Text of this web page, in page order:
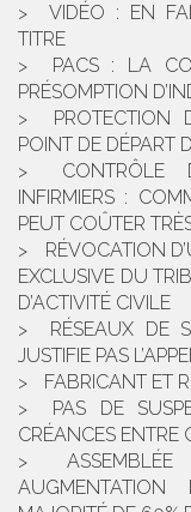
VIDÉO : EN
TITRE
PACS : LA
PRÉSOMPTION
PROTECTION
POINT DE DÉPART
CONTRÔLE
INFIRMIERS :
PEUT COÛTER
RÉVOCATION
EXCLUSIVE DU
D’ACTIVITÉ CIVILE
RÉSEAUX DE
JUSTIFIE PAS
FABRICANT ET
PAS DE
CRÉANCES ENTRE